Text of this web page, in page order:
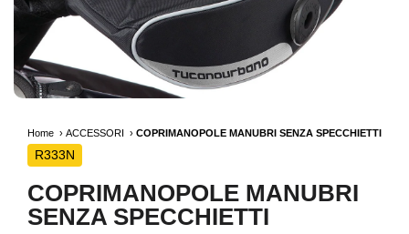
Home ACCESSORI COPRIMANOPOLE MANUBRI SENZA SPECCHIETTI
R333N
COPRIMANOPOLE MANUBRI
SENZA SPECCHIETTI